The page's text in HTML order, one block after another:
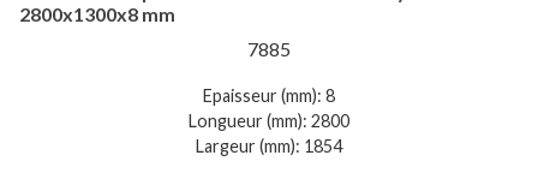
2800x1300x8 mm
7885
Epaisseur (mm): 8
Longueur (mm): 2800
Largeur (mm): 1854